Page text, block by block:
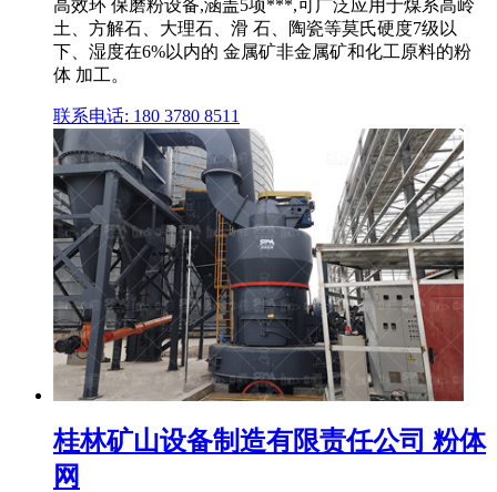
高效环 保磨粉设备,涵盖5项***,可广泛应用于煤系高岭
土、方解石、大理石、滑 石、陶瓷等莫氏硬度7级以
下、湿度在6%以内的 金属矿非金属矿和化工原料的粉
体 加工。
联系电话: 180 3780 8511
桂林矿山设备制造有限责任公司 粉体
网